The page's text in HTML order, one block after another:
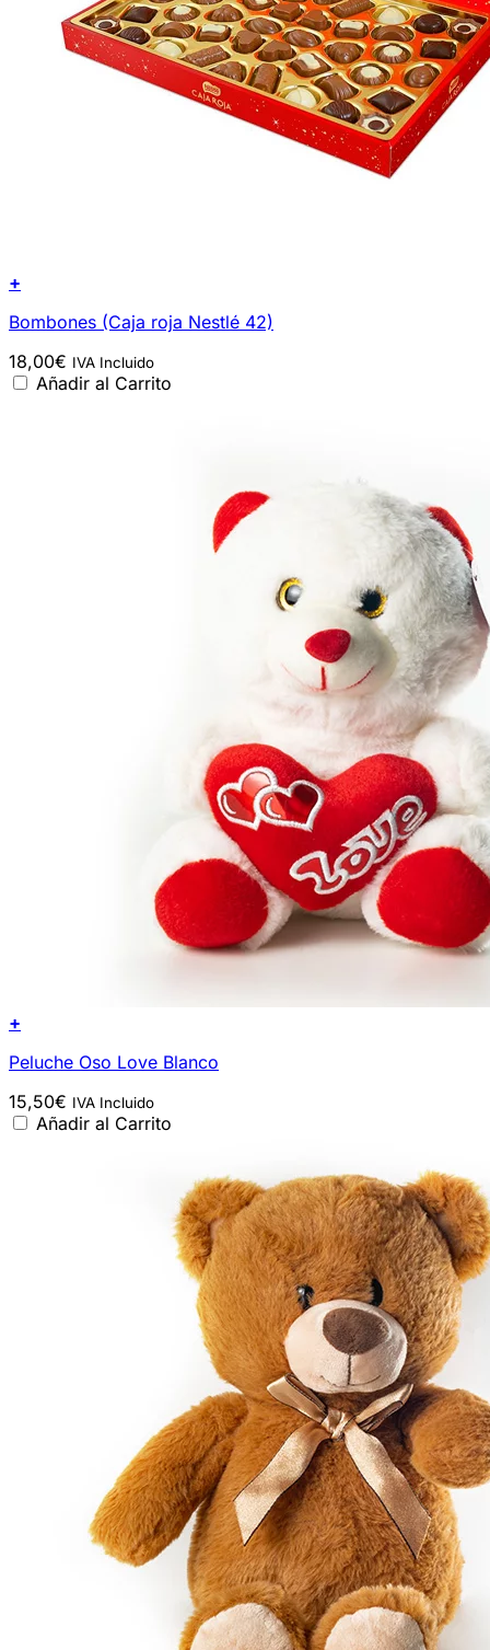
+
Bombones (Caja roja Nestlé 42)
18,00€ IVA Incluido
Añadir al Carrito
+
Peluche Oso Love Blanco
15,50€ IVA Incluido
Añadir al Carrito